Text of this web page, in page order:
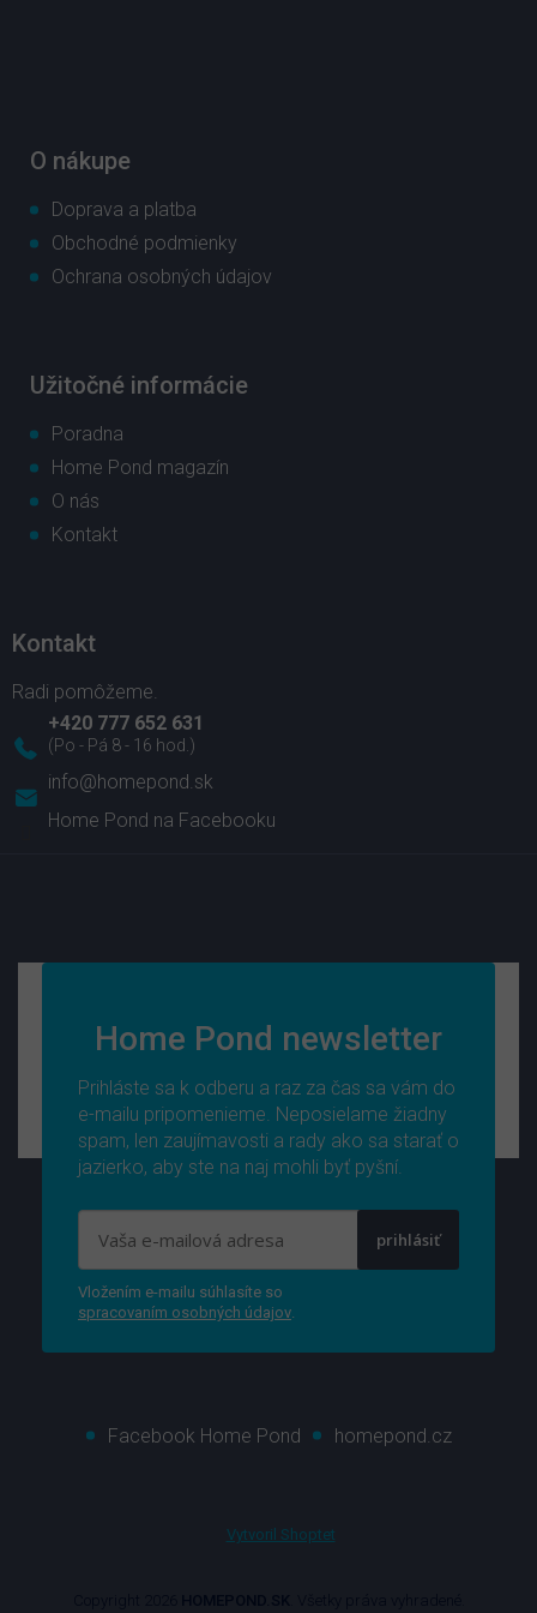
O nákupe
Doprava a platba
Obchodné podmienky
Ochrana osobných údajov
Užitočné informácie
Poradna
Home Pond magazín
O nás
Kontakt
Kontakt
info@homepond.sk
+420 777 652 631
Home Pond na Facebooku
Home Pond newsletter
Prihláste sa k odberu a raz za čas sa vám do
e-mailu pripomenieme. Neposielame žiadny
spam, len zaujímavosti a rady ako sa starať o
jazierko, aby ste na naj mohli byť pyšní.
prihlásiť
Vložením e-mailu súhlasíte so
spracovaním osobných údajov
Facebook Home Pond homepond.cz
Vytvoril Shoptet